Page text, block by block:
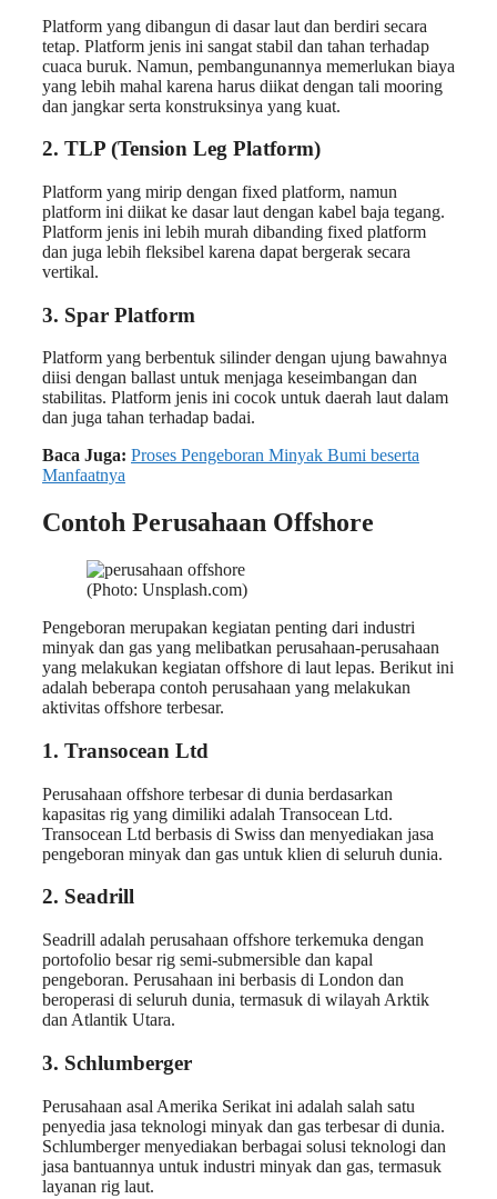
Platform yang dibangun di dasar laut dan berdiri secara
tetap. Platform jenis ini sangat stabil dan tahan terhadap
cuaca buruk. Namun, pembangunannya memerlukan biaya
yang lebih mahal karena harus diikat dengan tali mooring
dan jangkar serta konstruksinya yang kuat.
2. TLP (Tension Leg Platform)
Platform yang mirip dengan fixed platform, namun
platform ini diikat ke dasar laut dengan kabel baja tegang.
Platform jenis ini lebih murah dibanding fixed platform
dan juga lebih fleksibel karena dapat bergerak secara
vertikal.
3. Spar Platform
Platform yang berbentuk silinder dengan ujung bawahnya
diisi dengan ballast untuk menjaga keseimbangan dan
stabilitas. Platform jenis ini cocok untuk daerah laut dalam
dan juga tahan terhadap badai.
Baca Juga: Proses Pengeboran Minyak Bumi beserta
Manfaatnya
Contoh Perusahaan Offshore
(Photo: Unsplash.com)
Pengeboran merupakan kegiatan penting dari industri
minyak dan gas yang melibatkan perusahaan-perusahaan
yang melakukan kegiatan offshore di laut lepas. Berikut ini
adalah beberapa contoh perusahaan yang melakukan
aktivitas offshore terbesar.
1. Transocean Ltd
Perusahaan offshore terbesar di dunia berdasarkan
kapasitas rig yang dimiliki adalah Transocean Ltd.
Transocean Ltd berbasis di Swiss dan menyediakan jasa
pengeboran minyak dan gas untuk klien di seluruh dunia.
2. Seadrill
Seadrill adalah perusahaan offshore terkemuka dengan
portofolio besar rig semi-submersible dan kapal
pengeboran. Perusahaan ini berbasis di London dan
beroperasi di seluruh dunia, termasuk di wilayah Arktik
dan Atlantik Utara.
3. Schlumberger
Perusahaan asal Amerika Serikat ini adalah salah satu
penyedia jasa teknologi minyak dan gas terbesar di dunia.
Schlumberger menyediakan berbagai solusi teknologi dan
jasa bantuannya untuk industri minyak dan gas, termasuk
layanan rig laut.